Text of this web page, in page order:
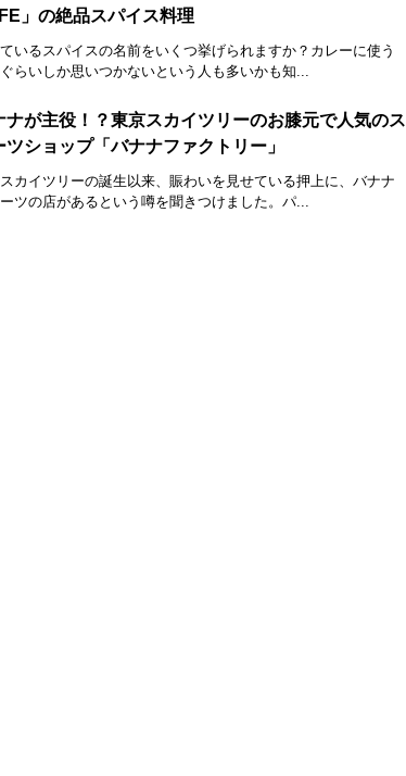
」の絶品スパイス料理
いるスパイスの名前をいくつ挙げられますか？カレーに使う
らいしか思いつかないという人も多いかも知...
ナが主役！？東京スカイツリーのお膝元で人気のス
ツショップ「バナナファクトリー」
カイツリーの誕生以来、賑わいを見せている押上に、バナナ
ツの店があるという噂を聞きつけました。パ...